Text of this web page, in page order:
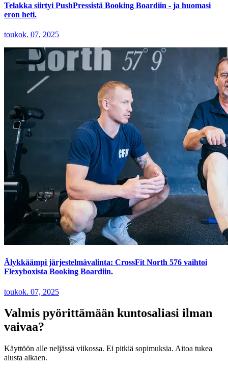
Telakka siirtyi PushPressistä Booking Boardiin - ja huomasi
eron heti.
toukok. 07, 2025
Älykkäämpi järjestelmävalinta: CrossFit North 576 vaihtoi
Flexyboxista Booking Boardiin.
toukok. 07, 2025
Valmis pyörittämään kuntosaliasi ilman
vaivaa?
Käyttöön alle neljässä viikossa. Ei pitkiä sopimuksia. Aitoa tukea
alusta alkaen.